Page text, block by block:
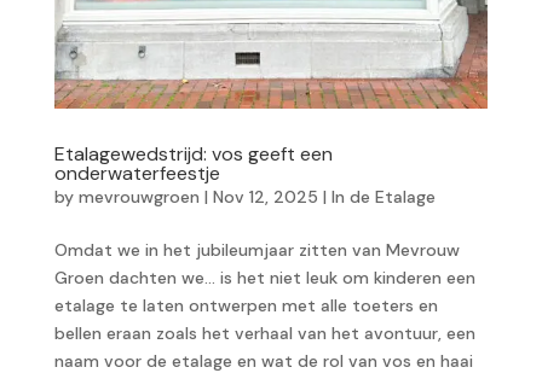
Etalagewedstrijd: vos geeft een
onderwaterfeestje
by mevrouwgroen | Nov 12, 2025 | In de Etalage
Omdat we in het jubileumjaar zitten van Mevrouw
Groen dachten we… is het niet leuk om kinderen een
etalage te laten ontwerpen met alle toeters en
bellen eraan zoals het verhaal van het avontuur, een
naam voor de etalage en wat de rol van vos en haai